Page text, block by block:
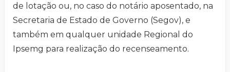
de lotação ou, no caso do notário aposentado, na
Secretaria de Estado de Governo (Segov), e
também em qualquer unidade Regional do
Ipsemg para realização do recenseamento.